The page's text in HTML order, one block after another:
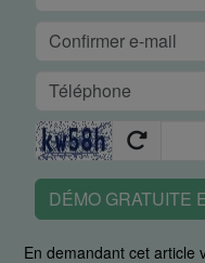
DÉMO GRATUITE
En demandant cet article